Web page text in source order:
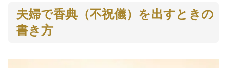
夫婦で香典（不祝儀）を出すときの
書き方